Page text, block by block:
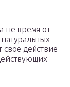
не время от
действие